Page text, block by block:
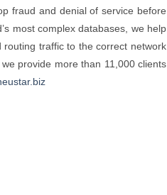
fraud and denial of service before
most complex databases, we help
traffic to the correct network
provide more than 11,000 clients